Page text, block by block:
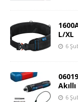
L/XL
6
6